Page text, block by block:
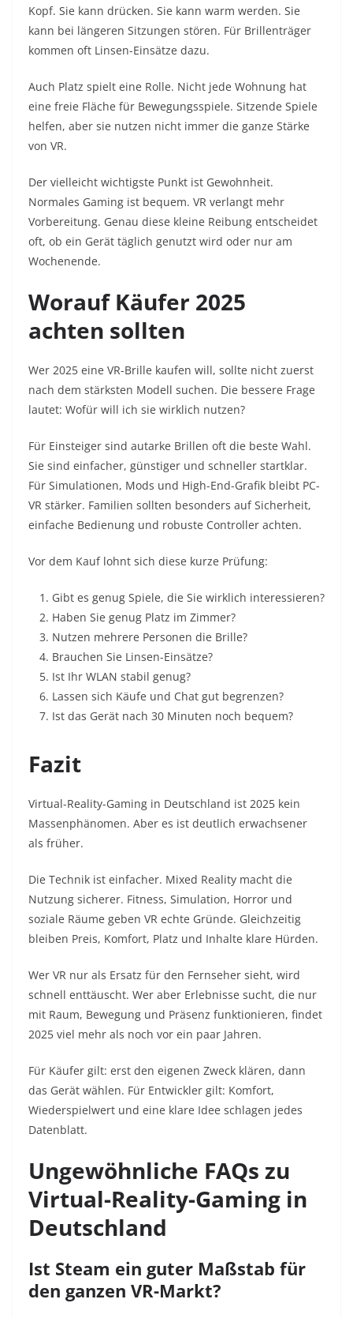
Kopf. Sie kann drücken. Sie kann warm werden. Sie
kann bei längeren Sitzungen stören. Für Brillenträger
kommen oft Linsen-Einsätze dazu.
Auch Platz spielt eine Rolle. Nicht jede Wohnung hat
eine freie Fläche für Bewegungsspiele. Sitzende Spiele
helfen, aber sie nutzen nicht immer die ganze Stärke
von VR.
Der vielleicht wichtigste Punkt ist Gewohnheit.
Normales Gaming ist bequem. VR verlangt mehr
Vorbereitung. Genau diese kleine Reibung entscheidet
oft, ob ein Gerät täglich genutzt wird oder nur am
Wochenende.
Worauf Käufer 2025
achten sollten
Wer 2025 eine VR-Brille kaufen will, sollte nicht zuerst
nach dem stärksten Modell suchen. Die bessere Frage
lautet: Wofür will ich sie wirklich nutzen?
Für Einsteiger sind autarke Brillen oft die beste Wahl.
Sie sind einfacher, günstiger und schneller startklar.
Für Simulationen, Mods und High-End-Grafik bleibt PC-
VR stärker. Familien sollten besonders auf Sicherheit,
einfache Bedienung und robuste Controller achten.
Vor dem Kauf lohnt sich diese kurze Prüfung:
Gibt es genug Spiele, die Sie wirklich interessieren?
Haben Sie genug Platz im Zimmer?
Nutzen mehrere Personen die Brille?
Brauchen Sie Linsen-Einsätze?
Ist Ihr WLAN stabil genug?
Lassen sich Käufe und Chat gut begrenzen?
Ist das Gerät nach 30 Minuten noch bequem?
Fazit
Virtual-Reality-Gaming in Deutschland ist 2025 kein
Massenphänomen. Aber es ist deutlich erwachsener
als früher.
Die Technik ist einfacher. Mixed Reality macht die
Nutzung sicherer. Fitness, Simulation, Horror und
soziale Räume geben VR echte Gründe. Gleichzeitig
bleiben Preis, Komfort, Platz und Inhalte klare Hürden.
Wer VR nur als Ersatz für den Fernseher sieht, wird
schnell enttäuscht. Wer aber Erlebnisse sucht, die nur
mit Raum, Bewegung und Präsenz funktionieren, findet
2025 viel mehr als noch vor ein paar Jahren.
Für Käufer gilt: erst den eigenen Zweck klären, dann
das Gerät wählen. Für Entwickler gilt: Komfort,
Wiederspielwert und eine klare Idee schlagen jedes
Datenblatt.
Ungewöhnliche FAQs zu
Virtual-Reality-Gaming in
Deutschland
Ist Steam ein guter Maßstab für
den ganzen VR-Markt?